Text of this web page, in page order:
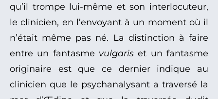
qu’il trompe lui-même et son interlocuteur,
le clinicien, en l’envoyant à un moment où il
n’était même pas né. La distinction à faire
entre un fantasme vulgaris et un fantasme
originaire est que ce dernier indique au
clinicien que le psychanalysant a traversé la